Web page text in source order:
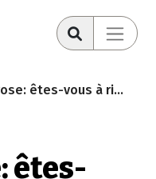
êtes-vous à risque?
êtes-